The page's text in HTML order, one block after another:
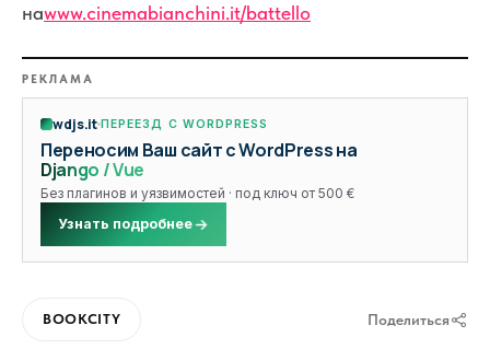
наwww.cinemabianchini.it/battello
РЕКЛАМА
wdjs.it ПЕРЕЕЗД С WORDPRESS
Переносим Ваш сайт с WordPress на
Django / Vue
Без плагинов и уязвимостей · под ключ от 500 €
Узнать подробнее
BOOKCITY Поделиться